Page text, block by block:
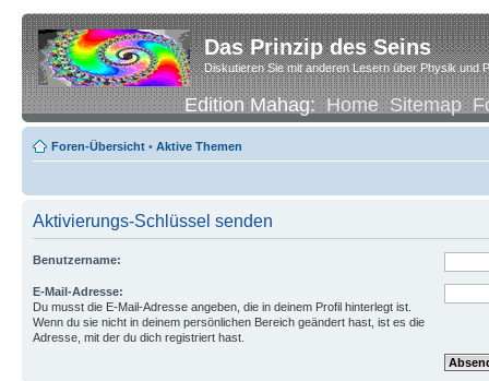
Das Prinzip des Seins
Diskutieren Sie mit anderen Lesern über Physik und
Edition Mahag:Home Sitemap
Foren-Übersicht • Aktive Themen
Aktivierungs-Schlüssel senden
Benutzername:
E-Mail-Adresse:
Du musst die E-Mail-Adresse angeben, die in deinem Profil hinterlegt ist.
Wenn du sie nicht in deinem persönlichen Bereich geändert hast, ist es die
Adresse, mit der du dich registriert hast.